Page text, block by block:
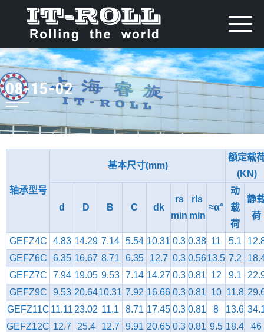
08-15-02
轴承型号
基本尺寸(mm)
额定载
(KN)
d D B C dk
rs
min
rls
min
≈α°
动
载
荷
静
荷
GEFZ4C 4.83 14.29 7.14 5.54 10.31 0.3 0.38 11 5.1
GEFZ6C
6.35 16.67 8.71 6.35 12.7 0.3 0.5613.5 7.2
GEFZ7C
7.94 19.05 9.53 7.14 14.27 0.3 0.81 12 9.1
GEFZ9C
9.53 20.6410.31 7.92 16.66 0.3 0.81 10 11.8
GEFZ11C 11.11 23.02 11.1 8.71 17.45 0.3 0.81 8 13.6
GEFZ12C 12.7 25.4 12.7 9.91 20.65 0.3 0.81 9.5 18.4
46